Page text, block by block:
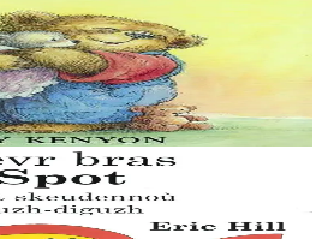
soeur ! Mais apparemment, ça ne